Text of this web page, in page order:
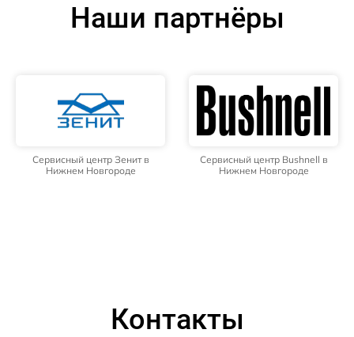
Наши партнёры
Сервисный центр Зенит в
Нижнем Новгороде
Сервисный центр Bushnell в
Нижнем Новгороде
Контакты